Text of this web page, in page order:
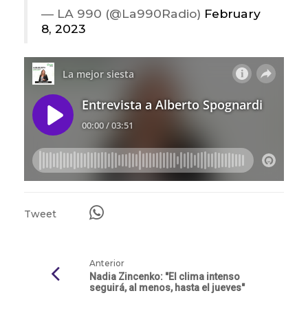
— LA 990 (@La990Radio) February
8, 2023
Tweet
Anterior
Nadia Zincenko: "El clima intenso
seguirá, al menos, hasta el jueves"